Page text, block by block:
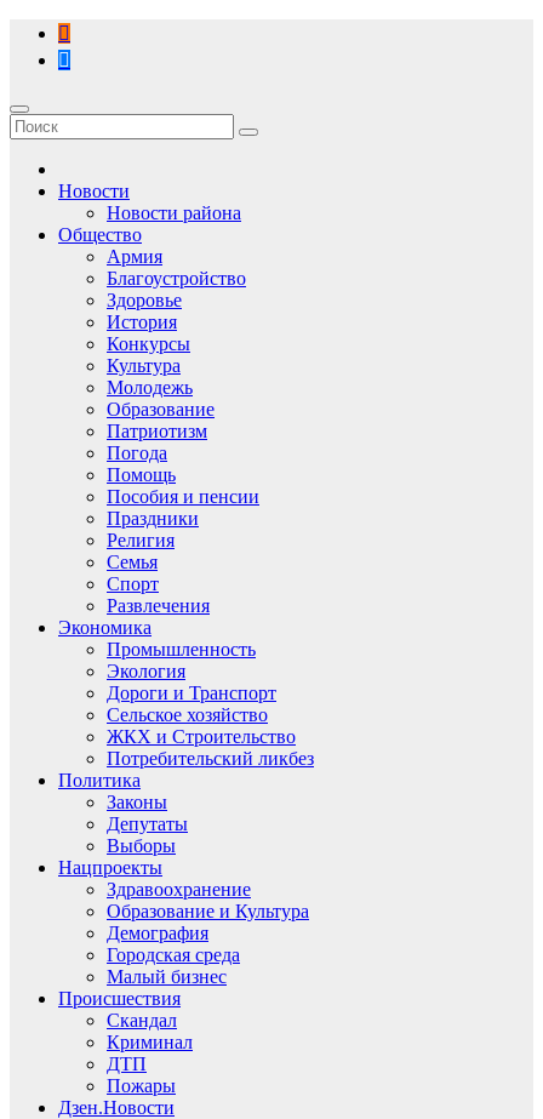
Перейти
содержимому
Новости
Новости района
Общество
Армия
Благоустройство
Здоровье
История
Конкурсы
Культура
Молодежь
Образование
Патриотизм
Погода
Помощь
Пособия и пенсии
Праздники
Религия
Семья
Спорт
Развлечения
Экономика
Промышленность
Экология
Дороги и Транспорт
Сельское хозяйство
ЖКХ и Строительство
Потребительский ликбез
Политика
Законы
Депутаты
Выборы
Нацпроекты
Здравоохранение
Образование и Культура
Демография
Городская среда
Малый бизнес
Происшествия
Скандал
Криминал
ДТП
Пожары
Дзен.Новости